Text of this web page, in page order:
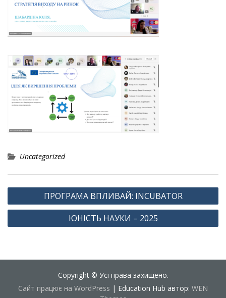
Uncategorized
Навігація
записів
ПРОГРАМА ВПЛИВАЙ: INCUBATOR
ЮНІСТЬ НАУКИ – 2025
Copyright © Усі права захищено.
Сайт працює на WordPress | Education Hub автор: WEN